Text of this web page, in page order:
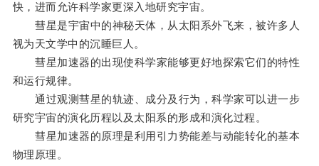
快，进而允许科学家更深入地研究宇宙。
彗星是宇宙中的神秘天体，从太阳系外飞来，被许多人
视为天文学中的沉睡巨人。
彗星加速器的出现使科学家能够更好地探索它们的特性
和运行规律。
通过观测彗星的轨迹、成分及行为，科学家可以进一步
研究宇宙的演化历程以及太阳系的形成和演化过程。
彗星加速器的原理是利用引力势能差与动能转化的基本
物理原理。